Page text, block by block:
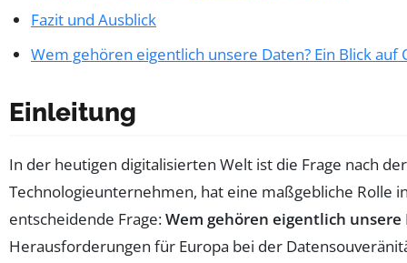
Fazit und Ausblick
Wem gehören eigentlich unsere Daten? Ein Blick auf
Einleitung
In der heutigen digitalisierten Welt ist die Frage nach
Technologieunternehmen, hat eine maßgebliche Rolle
entscheidende Frage:Wem gehören eigentlich unsere
Herausforderungen für Europa bei der